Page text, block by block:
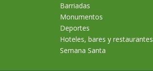
Barriadas
Monumentos
Deportes
Hoteles, bares y restaurantes
Semana Santa